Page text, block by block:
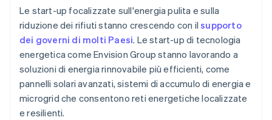
Le start-up focalizzate sull'energia pulita e sulla
riduzione dei rifiuti stanno crescendo con ilsupporto
dei governi di molti Paesi. Le start-up di tecnologia
energetica come Envision Group stanno lavorando a
soluzioni di energia rinnovabile più efficienti, come
pannelli solari avanzati, sistemi di accumulo di energia e
microgrid che consentono reti energetiche localizzate
e resilienti.